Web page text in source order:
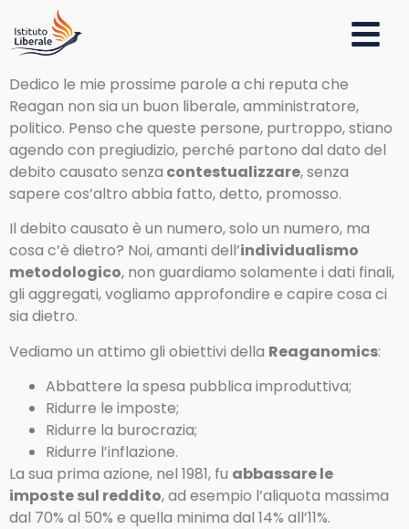
Dedico le mie prossime parole a chi reputa che
Reagan non sia un buon liberale, amministratore,
politico. Penso che queste persone, purtroppo, stiano
agendo con pregiudizio, perché partono dal dato del
debito causato senza contestualizzare, senza
sapere cos’altro abbia fatto, detto, promosso.
Il debito causato è un numero, solo un numero, ma
cosa c’è dietro? Noi, amanti dell’individualismo
metodologico, non guardiamo solamente i dati finali,
gli aggregati, vogliamo approfondire e capire cosa ci
sia dietro.
Vediamo un attimo gli obiettivi della Reaganomics:
Abbattere la spesa pubblica improduttiva;
Ridurre le imposte;
Ridurre la burocrazia;
Ridurre l’inflazione.
La sua prima azione, nel 1981, fu abbassare le
imposte sul reddito, ad esempio l’aliquota massima
dal 70% al 50% e quella minima dal 14% all’11%.